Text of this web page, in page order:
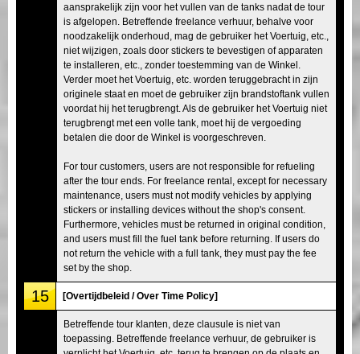
aansprakelijk zijn voor het vullen van de tanks nadat de tour
is afgelopen. Betreffende freelance verhuur, behalve voor
noodzakelijk onderhoud, mag de gebruiker het Voertuig, etc.,
niet wijzigen, zoals door stickers te bevestigen of apparaten
te installeren, etc., zonder toestemming van de Winkel.
Verder moet het Voertuig, etc. worden teruggebracht in zijn
originele staat en moet de gebruiker zijn brandstoftank vullen
voordat hij het terugbrengt. Als de gebruiker het Voertuig niet
terugbrengt met een volle tank, moet hij de vergoeding
betalen die door de Winkel is voorgeschreven.
For tour customers, users are not responsible for refueling
after the tour ends. For freelance rental, except for necessary
maintenance, users must not modify vehicles by applying
stickers or installing devices without the shop's consent.
Furthermore, vehicles must be returned in original condition,
and users must fill the fuel tank before returning. If users do
not return the vehicle with a full tank, they must pay the fee
set by the shop.
15 [Overtijdbeleid / Over Time Policy]
Betreffende tour klanten, deze clausule is niet van
toepassing. Betreffende freelance verhuur, de gebruiker is